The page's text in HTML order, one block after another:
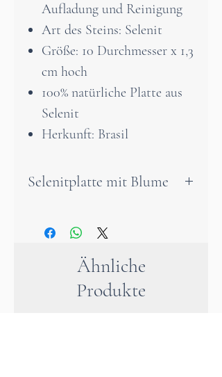
Aufladung und Reinigung
Art des Steins: Selenit
Größe: 10 Durchmesser x 1,3
cm hoch
100% natürliche Platte aus
Selenit
Herkunft: Brasil
Selenitplatte mit Blume
sanftes, aber kraftvolles
Werkzeug zur Reinigung und
Aufladung von Kristallen und
Natursteinen.
Ähnliche
Produkte